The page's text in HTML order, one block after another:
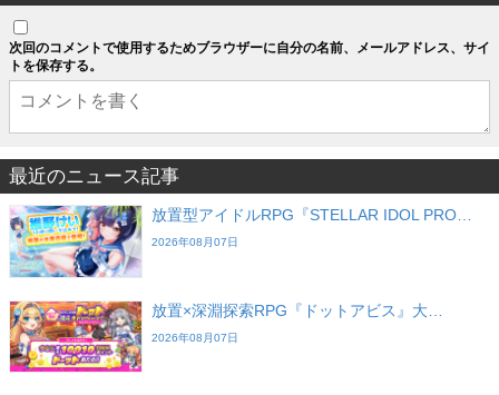
次回のコメントで使用するためブラウザーに自分の名前、メールアドレス、サイ
トを保存する。
最近のニュース記事
放置型アイドルRPG『STELLAR IDOL PRO…
2026年08月07日
放置×深淵探索RPG『ドットアビス』大…
2026年08月07日